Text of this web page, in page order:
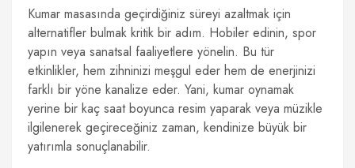
Kumar masasında geçirdiğiniz süreyi azaltmak için
alternatifler bulmak kritik bir adım. Hobiler edinin, spor
yapın veya sanatsal faaliyetlere yönelin. Bu tür
etkinlikler, hem zihninizi meşgul eder hem de enerjinizi
farklı bir yöne kanalize eder. Yani, kumar oynamak
yerine bir kaç saat boyunca resim yaparak veya müzikle
ilgilenerek geçireceğiniz zaman, kendinize büyük bir
yatırımla sonuçlanabilir.